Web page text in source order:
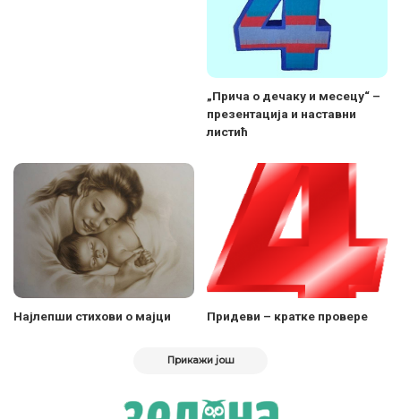
„Прича о дечаку и месецу“ –
презентација и наставни
листић
Најлепши стихови о мајци Придеви – кратке провере
Прикажи још